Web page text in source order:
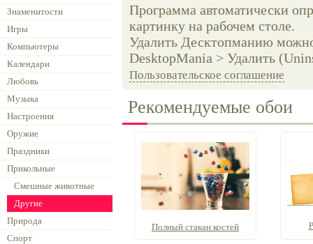
Знаменитости
Игры
Компьютеры
Календари
Любовь
Музыка
Настроения
Оружие
Праздники
Прикольные
Смешные животные
Другие
Природа
Спорт
Программа автоматически
картинку на рабочем столе.
Удалить Десктопманию
DesktopMania > Удалить
Пользовательское соглашение
Рекомендуемые обои
Полный стакан костей